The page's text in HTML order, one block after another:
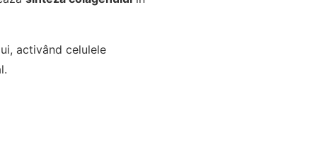
activând celulele